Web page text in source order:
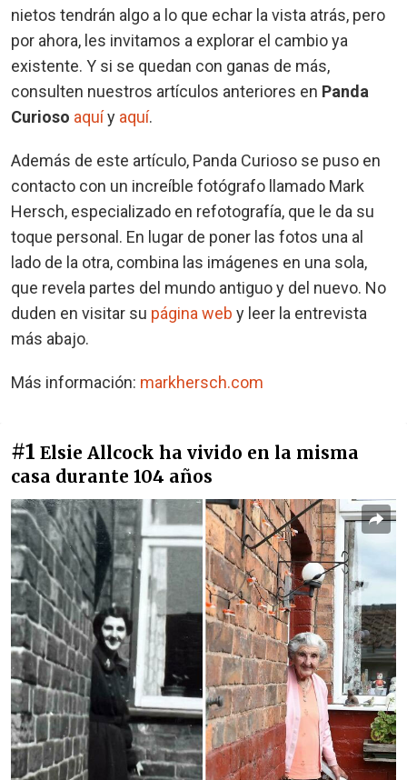
nietos tendrán algo a lo que echar la vista atrás, pero
por ahora, les invitamos a explorar el cambio ya
existente. Y si se quedan con ganas de más,
consulten nuestros artículos anteriores en Panda
Curioso aquíy aquí.
Además de este artículo, Panda Curioso se puso en
contacto con un increíble fotógrafo llamado Mark
Hersch, especializado en refotografía, que le da su
toque personal. En lugar de poner las fotos una al
lado de la otra, combina las imágenes en una sola,
que revela partes del mundo antiguo y del nuevo. No
duden en visitar su página web y leer la entrevista
más abajo.
Más información: markhersch.com
#1 Elsie Allcock ha vivido en la misma
casa durante 104 años